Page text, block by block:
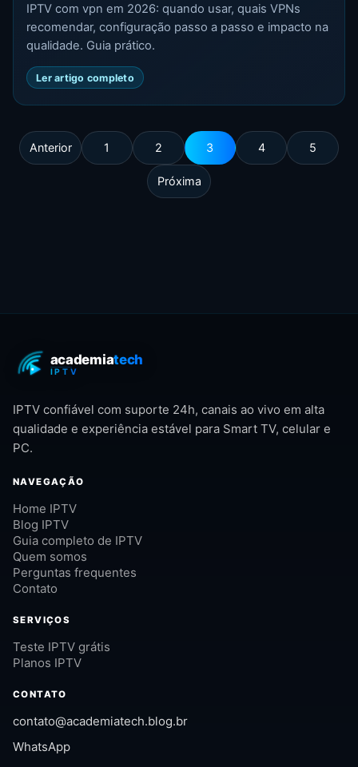
IPTV com vpn em 2026: quando usar, quais VPNs
recomendar, configuração passo a passo e impacto na
qualidade. Guia prático.
Ler artigo completo
Anterior 1 2 3 4 5
Próxima
IPTV confiável com suporte 24h, canais ao vivo em alta
qualidade e experiência estável para Smart TV, celular e
PC.
NAVEGAÇÃO
Home IPTV
Blog IPTV
Guia completo de IPTV
Quem somos
Perguntas frequentes
Contato
SERVIÇOS
Teste IPTV grátis
Planos IPTV
CONTATO
contato@academiatech.blog.br
WhatsApp